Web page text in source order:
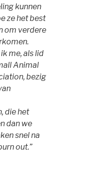
kunnen
ze het best
om verdere
me, als lid
Animal
bezig
die het
dan we
snel na
out.”